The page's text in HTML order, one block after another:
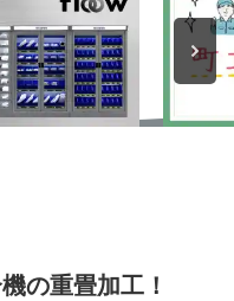
の重畳加工！